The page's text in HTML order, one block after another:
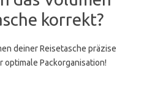
korrekt?
deiner Reisetasche präzise
optimale Packorganisation!